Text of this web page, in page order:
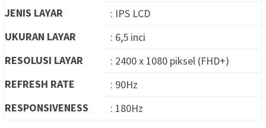
JENIS LAYAR
: IPS LCD
UKURAN LAYAR
: 6,5 inci
RESOLUSI LAYAR
: 2400 x 1080 piksel (FHD+)
REFRESH RATE
: 90Hz
RESPONSIVENESS
: 180Hz